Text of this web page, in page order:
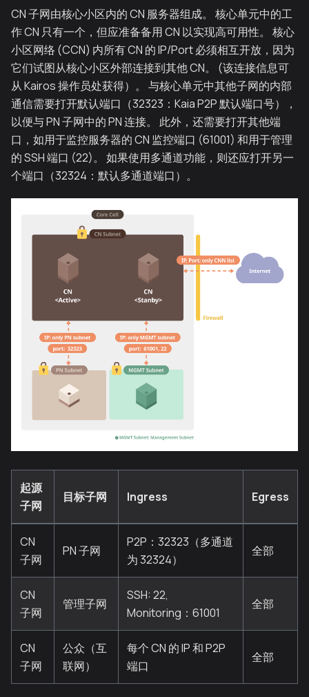
CN 子网由核心小区内的 CN 服务器组成。 核心单元中的工
作 CN 只有一个，但应准备备用 CN 以实现高可用性。 核心
小区网络 (CCN) 内所有 CN 的 IP/Port 必须相互开放，因为
它们试图从核心小区外部连接到其他 CN。 (该连接信息可
从 Kairos 操作员处获得）。 与核心单元中其他子网的内部
通信需要打开默认端口（32323：Kaia P2P 默认端口号），
以便与 PN 子网中的 PN 连接。 此外，还需要打开其他端
口，如用于监控服务器的 CN 监控端口 (61001) 和用于管理
的 SSH 端口 (22)。 如果使用多通道功能，则还应打开另一
个端口（32324：默认多通道端口）。
起源
子网
目标子网 Ingress Egress
CN
子网
PN 子网
P2P：32323（多通道
为 32324）
全部
CN
子网
管理子网
SSH: 22,
Monitoring：61001
全部
CN
子网
公众（互
联网）
每个 CN 的 IP 和 P2P
端口
全部